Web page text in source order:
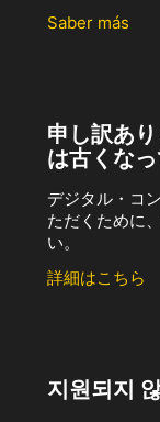
Saber más
申し訳あ
は古くな
デジタル・コ
ただくために
い。
詳細はこちら
지원되지